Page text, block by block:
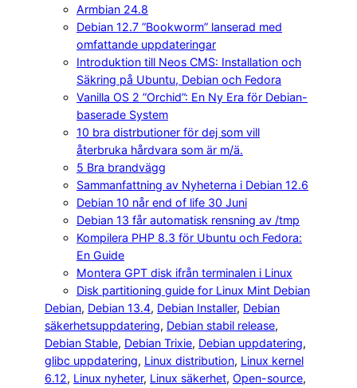
Armbian 24.8
Debian 12.7 ”Bookworm” lanserad med
omfattande uppdateringar
Introduktion till Neos CMS: Installation och
Säkring på Ubuntu, Debian och Fedora
Vanilla OS 2 ”Orchid”: En Ny Era för Debian-
baserade System
10 bra distrbutioner för dej som vill
återbruka hårdvara som är m/ä.
5 Bra brandvägg
Sammanfattning av Nyheterna i Debian 12.6
Debian 10 når end of life 30 Juni
Debian 13 får automatisk rensning av /tmp
Kompilera PHP 8.3 för Ubuntu och Fedora:
En Guide
Montera GPT disk ifrån terminalen i Linux
Disk partitioning guide for Linux Mint Debian
Debian, Debian 13.4, Debian Installer, Debian
säkerhetsuppdatering, Debian stabil release
Debian Stable, Debian Trixie, Debian uppdatering
glibc uppdatering, Linux distribution, Linux kernel
6.12, Linux nyheter, Linux säkerhet, Open-source